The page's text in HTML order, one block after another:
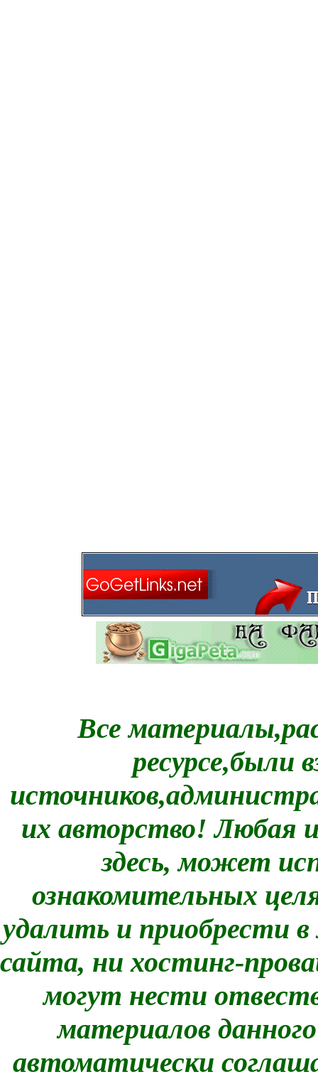
Все
их авторство! Любая
здесь, может
ознакомительных
удалить и приобрести
сайта, ни хостинг-
могут нести
материалов
автоматически